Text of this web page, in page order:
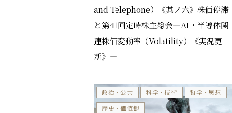
and Telephone）《其ノ六》株価停滞
と第41回定時株主総会―AI・半導体関
連株価変動率（Volatility）《実況更
新》―
政治・公共 科学・技術
哲学・思想
歴史・価値観